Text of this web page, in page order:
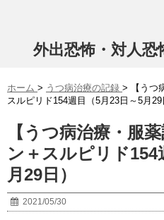
外出恐怖・対人
ホーム > うつ病治療の記録 >
【う
スルピリド154週目（5月23日～5月29
【うつ病治療・服
ン＋スルピリド154
月29日）
2021/05/30